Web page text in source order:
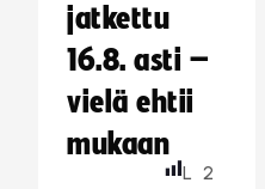
jatkettu
16.8. asti –
vielä ehtii
mukaan
L 2